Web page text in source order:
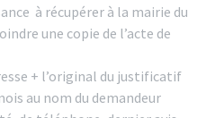
à récupérer à la mairie du
une copie de l’acte de
+ l’original du justificatif
au nom du demandeur